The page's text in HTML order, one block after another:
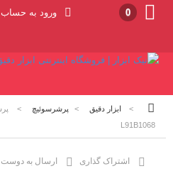
0 ورود به حساب
> ابزار دقیق > پرشرسوئیچ >
L91B1068
اشتراک گذاری ارسال به دوست